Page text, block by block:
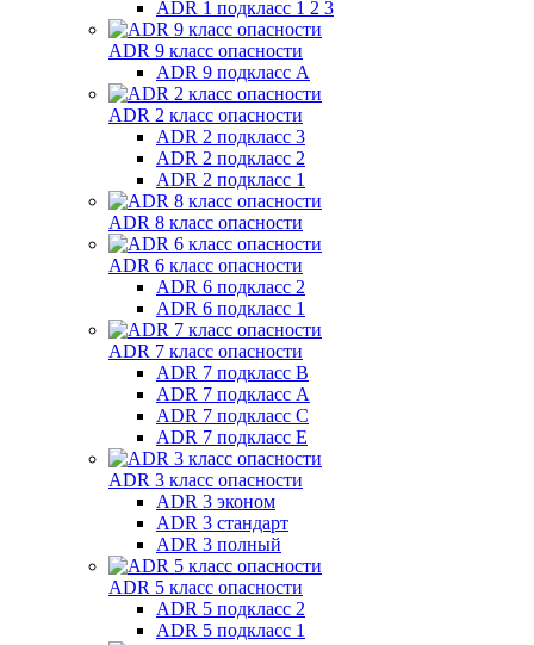
ADR 1 подкласс 1 2 3
ADR 9 класс опасности
ADR 9 подкласс A
ADR 2 класс опасности
ADR 2 подкласс 3
ADR 2 подкласс 2
ADR 2 подкласс 1
ADR 8 класс опасности
ADR 6 класс опасности
ADR 6 подкласс 2
ADR 6 подкласс 1
ADR 7 класс опасности
ADR 7 подкласс B
ADR 7 подкласс A
ADR 7 подкласс C
ADR 7 подкласс E
ADR 3 класс опасности
ADR 3 эконом
ADR 3 стандарт
ADR 3 полный
ADR 5 класс опасности
ADR 5 подкласс 2
ADR 5 подкласс 1